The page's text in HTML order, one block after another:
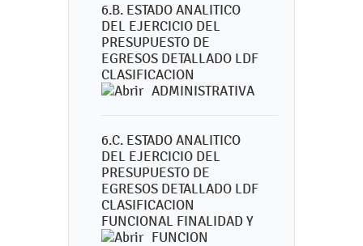
6.B. ESTADO ANALITICO
DEL EJERCICIO DEL
PRESUPUESTO DE
EGRESOS DETALLADO LDF
CLASIFICACION
ADMINISTRATIVA
6.C. ESTADO ANALITICO
DEL EJERCICIO DEL
PRESUPUESTO DE
EGRESOS DETALLADO LDF
CLASIFICACION
FUNCIONAL FINALIDAD Y
FUNCION